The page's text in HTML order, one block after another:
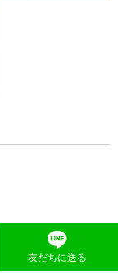
友だちに送る